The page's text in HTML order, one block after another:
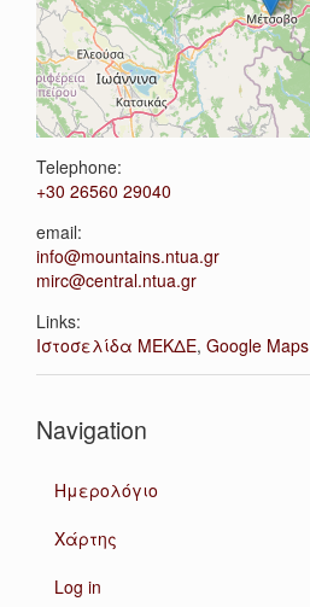
Telephone:
+30 26560 29040
email:
info@mountains.ntua.gr
mirc@central.ntua.gr
Links:
Ιστοσελίδα ΜΕΚΔΕ, Google Maps
Navigation
Ημερολόγιο
Χάρτης
Log in